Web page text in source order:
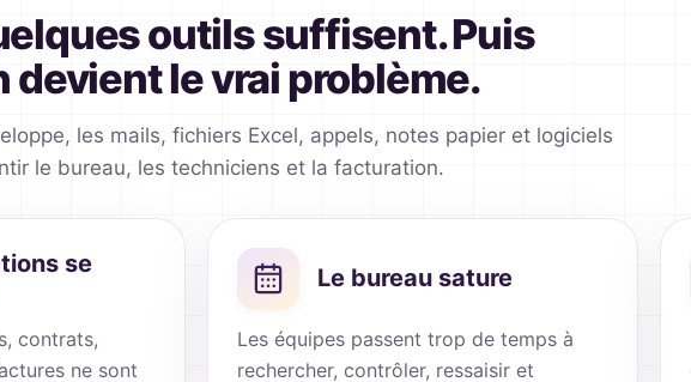
outils suffisent. Puis
devient le vrai problème.
les mails, fichiers Excel, appels, notes papier et logiciels
le bureau, les techniciens et la facturation.
se
contrats,
ne sont
Le bureau sature
Les équipes passent trop de temps à
rechercher, contrôler, ressaisir et